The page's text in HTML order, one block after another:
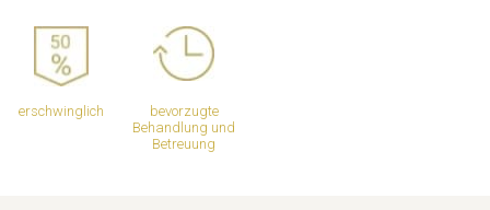
erschwinglich
bevorzugte
Behandlung und
Betreuung